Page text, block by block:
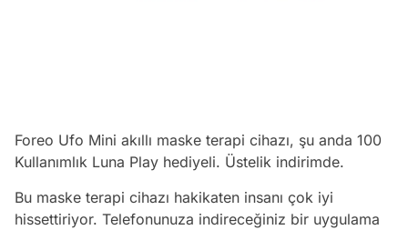
Foreo Ufo Mini akıllı maske terapi cihazı, şu anda 100
Kullanımlık Luna Play hediyeli. Üstelik indirimde.
Bu maske terapi cihazı hakikaten insanı çok iyi
hissettiriyor. Telefonunuza indireceğiniz bir uygulama